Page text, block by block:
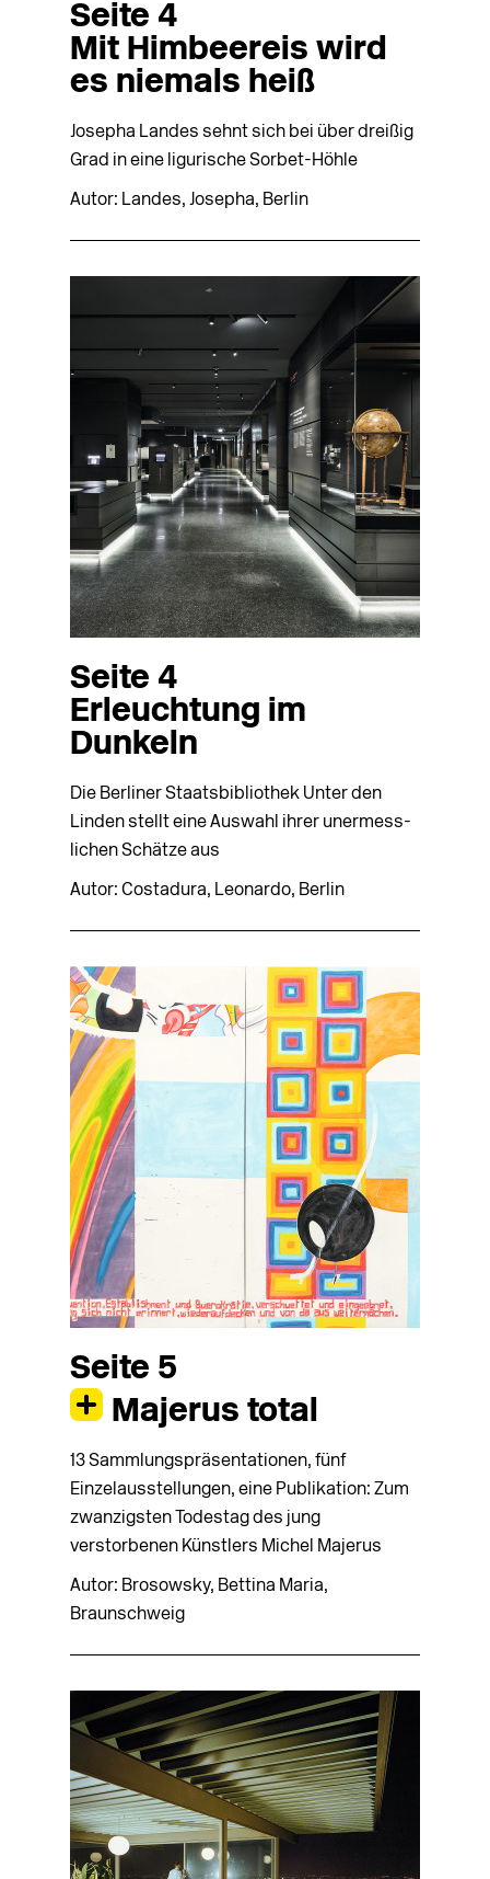
Seite 4
Mit Himbeereis wird
es niemals heiß
Josepha Landes sehnt sich bei über dreißig
Grad in eine ligurische Sorbet-Höhle
Autor: Landes, Josepha, Berlin
Seite 4
Erleuchtung im
Dunkeln
Die Berliner Staatsbibliothek Unter den
Linden stellt eine Auswahl ihrer unermess­
lichen Schätze aus
Autor: Costadura, Leonardo, Berlin
Seite 5
Majerus total
13 Sammlungspräsentationen, fünf
Einzelausstel­l­ungen, eine Publikation: Zum
zwanzigsten Todes­tag des jung
verstorbenen Künstlers Michel Majerus
Autor: Brosowsky, Bettina Maria,
Braunschweig